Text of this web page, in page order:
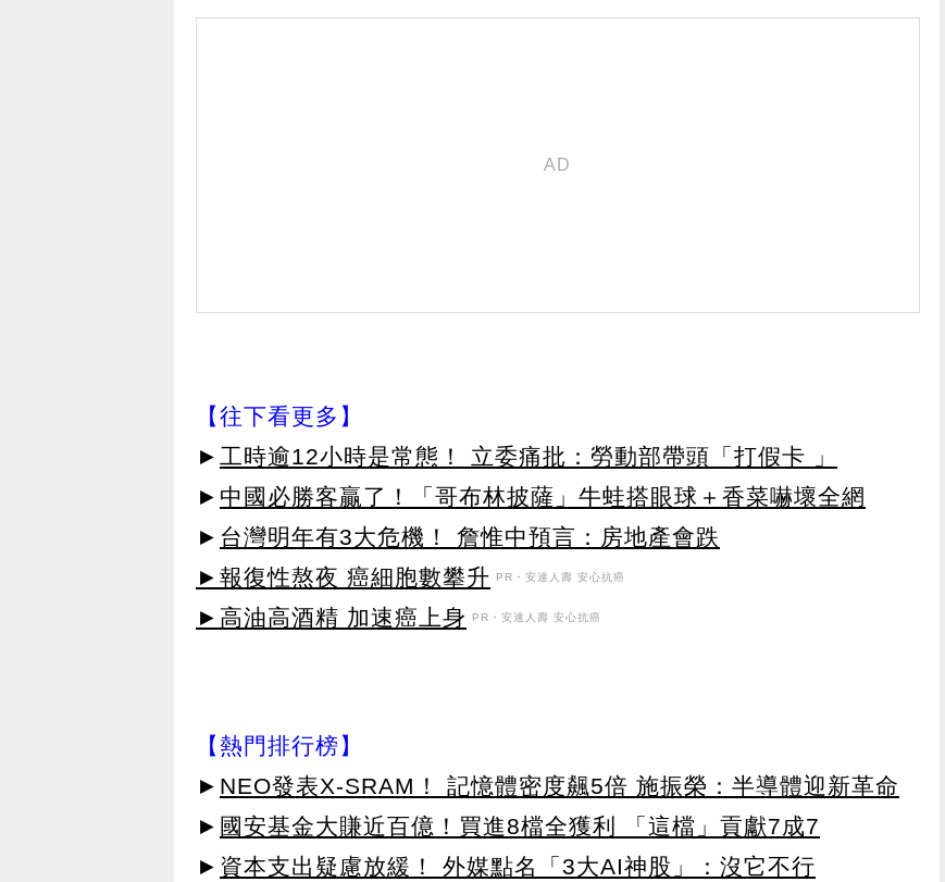
【往下看更多】
► 工時逾12小時是常態！ 立委痛批：勞動部帶頭「打假卡 」
► 中國必勝客贏了！「哥布林披薩」牛蛙搭眼球＋香菜嚇壞全網
► 台灣明年有3大危機！ 詹惟中預言：房地產會跌
►報復性熬夜 癌細胞數攀升
PR・安達人壽 安心抗癌
►高油高酒精 加速癌上身 PR・安達人壽 安心抗癌
【熱門排行榜】
► NEO發表X-SRAM！ 記憶體密度飆5倍 施振榮：半導體迎新革命
► 國安基金大賺近百億！買進8檔全獲利 「這檔」貢獻7成7
► 資本支出疑慮放緩！ 外媒點名「3大AI神股」：沒它不行